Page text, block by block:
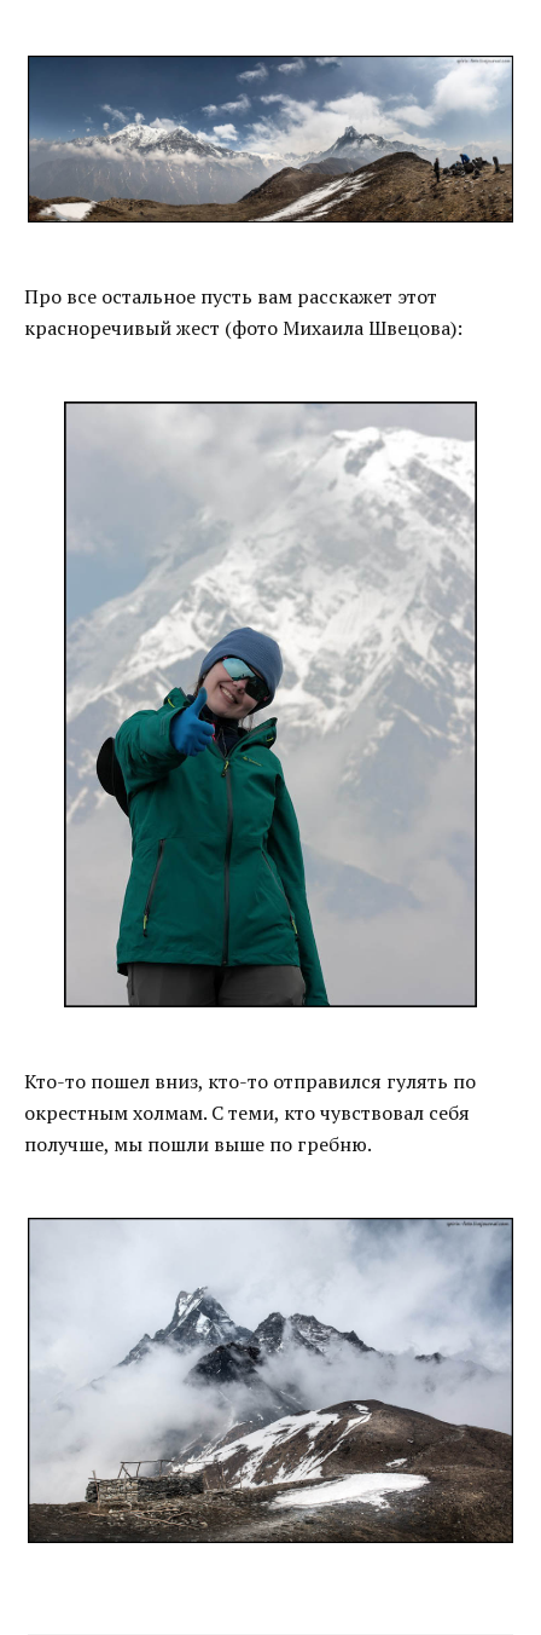
Про все остальное пусть вам расскажет этот
красноречивый жест (фото Михаила Швецова):
Кто-то пошел вниз, кто-то отправился гулять по
окрестным холмам. С теми, кто чувствовал себя
получше, мы пошли выше по гребню.